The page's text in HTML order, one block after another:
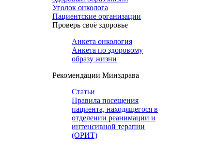
Уголок онколога
Пациентские организации
Проверь своё здоровье
Анкета онкология
Анкета по здоровому
образу жизни
Рекомендации Минздрава
Статьи
Правила посещения
пациента, находящегося в
отделении реанимации и
интенсивной терапии
(ОРИТ)